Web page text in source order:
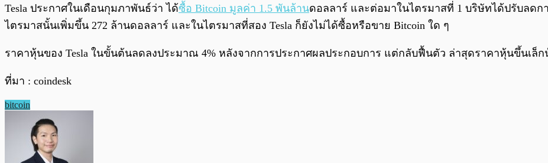
Tesla ประกาศในเดือนกุมภาพันธ์ว่า ได้ซื้อ Bitcoin มูลค่า 1.5 พันล้านดอลลาร์ และต่อมาในไตรมาสที่ 1 บริษัทได้ปรับลดก
ไตรมาสนั้นเพิ่มขึ้น 272 ล้านดอลลาร์ และในไตรมาสที่สอง Tesla ก็ยังไม่ได้ซื้อหรือขาย Bitcoin ใด ๆ
ราคาหุ้นของ Tesla ในขั้นต้นลดลงประมาณ 4% หลังจากการประกาศผลประกอบการ แต่กลับฟื้นตัว ล่าสุดราคาหุ้นขึ้นเล็ก
ที่มา : coindesk
bitcoin